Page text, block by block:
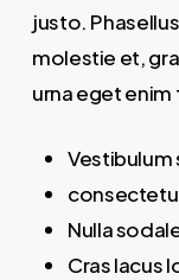
justo.
molestie et,
urna eget
Vestibulum
Nulla
Cras lacus